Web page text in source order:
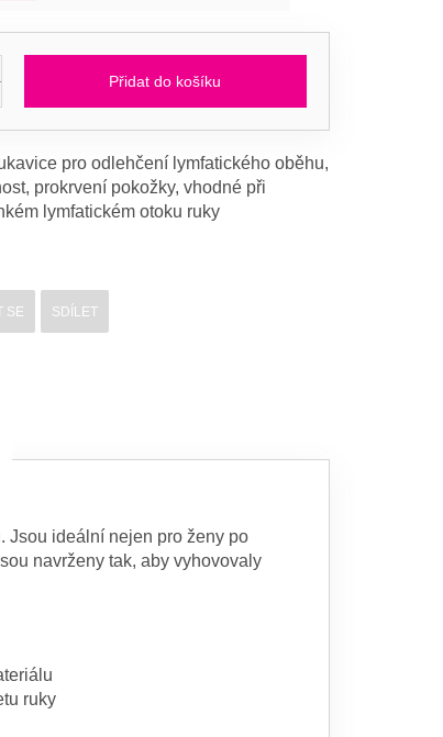
Přidat do košíku
pro odlehčení lymfatického oběhu,
prokrvení pokožky, vhodné při
lymfatickém otoku ruky
SE SDÍLET
Jsou ideální nejen pro ženy po
navrženy tak, aby vyhovovaly
ruky